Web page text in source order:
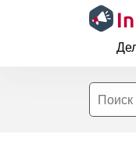
Перейти к основному